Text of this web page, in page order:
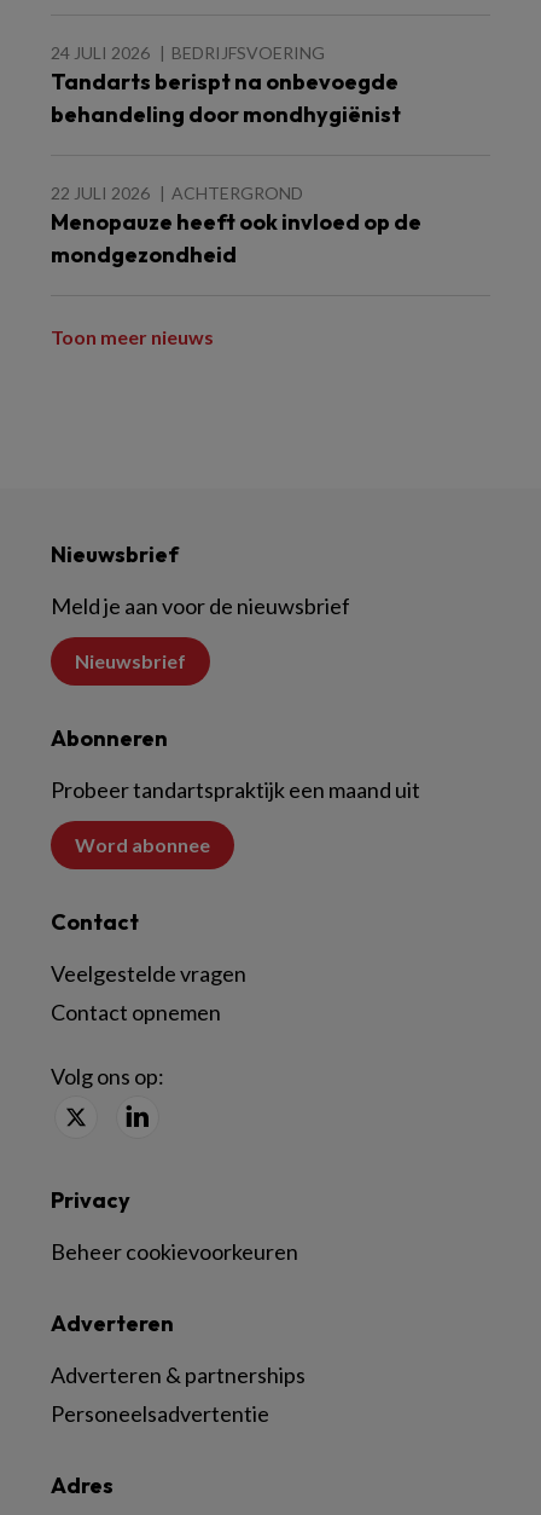
24 JULI 2026 BEDRIJFSVOERING
Tandarts berispt na onbevoegde
behandeling door mondhygiënist
22 JULI 2026 ACHTERGROND
Menopauze heeft ook invloed op de
mondgezondheid
Toon meer nieuws
Nieuwsbrief
Meld je aan voor de nieuwsbrief
Nieuwsbrief
Abonneren
Probeer tandartspraktijk een maand uit
Word abonnee
Contact
Veelgestelde vragen
Contact opnemen
Volg ons op:
Adres
Adverteren
Adverteren & partnerships
Personeelsadvertentie
Privacy
Beheer cookievoorkeuren